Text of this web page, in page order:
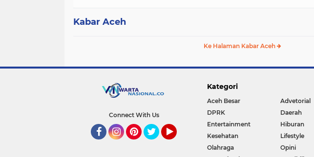
Kabar Aceh
Ke Halaman Kabar Aceh
Connect With Us
Kategori
Aceh Besar Advetorial
DPRK
Daerah
Entertainment
Hiburan
Kesehatan
Lifestyle
Olahraga
Opini